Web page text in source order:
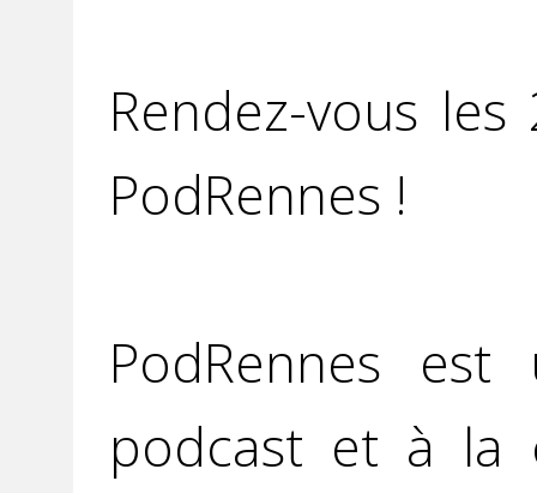
Rendez-vous
PodRennes !
PodRennes
podcast et à la